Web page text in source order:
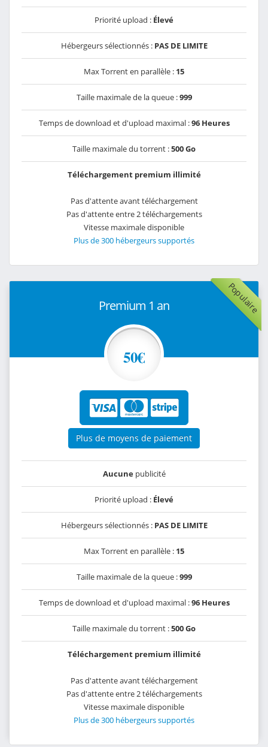
Priorité upload : Élevé
Hébergeurs sélectionnés : PAS DE LIMITE
Max Torrent en parallèle : 15
Taille maximale de la queue :999
Temps de download et d'upload maximal :96 Heures
Taille maximale du torrent :500 Go
Téléchargement premium illimité
Pas d'attente avant téléchargement
Pas d'attente entre 2 téléchargements
Vitesse maximale disponible
Plus de 300 hébergeurs supportés
Populaire
Premium 1 an
50€
Plus de moyens de paiement
Aucunepublicité
Priorité upload : Élevé
Hébergeurs sélectionnés : PAS DE LIMITE
Max Torrent en parallèle : 15
Taille maximale de la queue :999
Temps de download et d'upload maximal :96 Heures
Taille maximale du torrent :500 Go
Téléchargement premium illimité
Pas d'attente avant téléchargement
Pas d'attente entre 2 téléchargements
Vitesse maximale disponible
Plus de 300 hébergeurs supportés